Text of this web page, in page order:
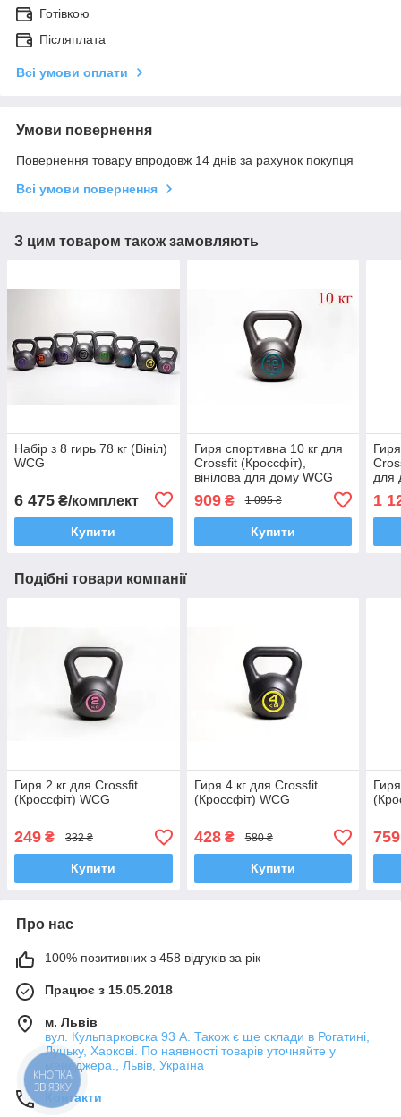
Готівкою
Післяплата
Всі умови оплати
Умови повернення
Повернення товару впродовж 14 днів за рахунок покупця
Всі умови повернення
З цим товаром також замовляють
Набір з 8 гирь 78 кг (Вініл)
WCG
6 475 ₴/комплект
Купити
Гиря спортивна 10 кг для
Crossfit (Кроссфіт),
вінілова для дому WCG
909₴ 1 095 ₴
Купити
для
1
Подібні товари компанії
Гиря 2 кг для Crossfit
(Кроссфіт) WCG
249 ₴ 332 ₴
Купити
Гиря 4 кг для Crossfit
(Кроссфіт) WCG
428₴ 580 ₴
Купити
759
Про нас
100% позитивних з 458 відгуків за рік
Працює з 15.05.2018
м. Львів
вул. Кульпарковска 93 А. Також є ще склади в Рогатині,
Луцьку, Харкові. По наявності товарів уточняйте у
менеджера., Львів, Україна
Контакти
КНОПКА
ЗВ'ЯЗКУ